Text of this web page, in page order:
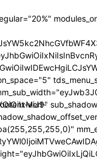
vert-